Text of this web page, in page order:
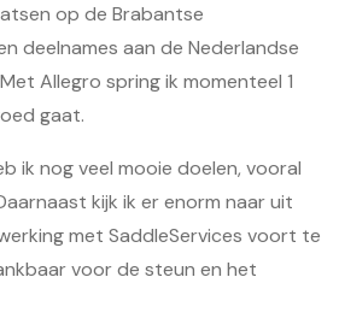
op de Brabantse
deelnames aan de Nederlandse
Allegro spring ik momenteel 1
gaat.
ik nog veel mooie doelen, vooral
kijk ik er enorm naar uit
met SaddleServices voort te
voor de steun en het